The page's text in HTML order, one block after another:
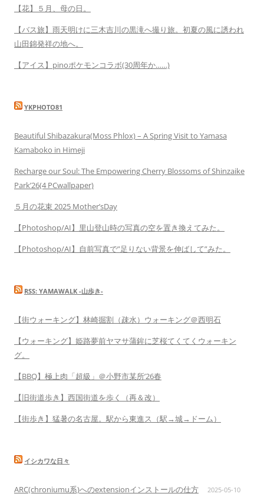
【花】５月、母の日。
【バス旅】雨天明けに三木吉川の黒滝へ撮り旅。初夏の風に誘われ
山田錦発祥の地へ。
【アイス】pinoポケモンコラボ(30周年か……)
YKPHOTO81
Beautiful Shibazakura(Moss Phlox) – A Spring Visit to Yamasa
Kamaboko in Himeji
Recharge our Soul: The Empowering Cherry Blossoms of Shinzaike
Park’26(4 PCwallpaper)
５月の花束 2025 Mother’sDay
【Photoshop/AI】里山登山時の写真の空を置き換えてみた。
【Photoshop/AI】自前写真で”足りない背景を伸ばして”みた。
RSS: YAMAWALK -山歩き-
【街ウォーキング】林崎掘割（疎水）ウォーキング＠西明石
【ウォーキング】姫路夢前ヤマサ蒲鉾に芝桜てくてくウォーキン
グ。
【BBQ】極上肉「超級」＠小野市某所’26春
【旧街道歩き】西国街道を歩く（再＆改）
【街歩き】猛暑の名古屋。駅から東進ス（駅→城→ドーム）
イシカワな日々
ARC(chroniumu系)へのextensionインストールの仕方 2025-05-10